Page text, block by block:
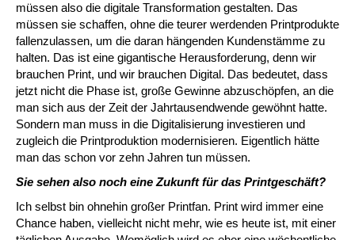
müssen also die digitale Transformation gestalten. Das
müssen sie schaffen, ohne die teurer werdenden Printprodukte
fallenzulassen, um die daran hängenden Kundenstämme zu
halten. Das ist eine gigantische Herausforderung, denn wir
brauchen Print, und wir brauchen Digital. Das bedeutet, dass
jetzt nicht die Phase ist, große Gewinne abzuschöpfen, an die
man sich aus der Zeit der Jahrtausendwende gewöhnt hatte.
Sondern man muss in die Digitalisierung investieren und
zugleich die Printproduktion modernisieren. Eigentlich hätte
man das schon vor zehn Jahren tun müssen.
Sie sehen also noch eine Zukunft für das Printgeschäft?
Ich selbst bin ohnehin großer Printfan. Print wird immer eine
Chance haben, vielleicht nicht mehr, wie es heute ist, mit einer